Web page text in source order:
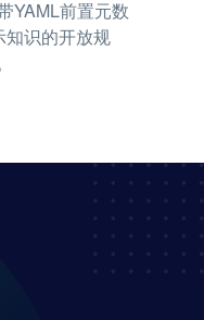
YAML前置元数
识的开放规